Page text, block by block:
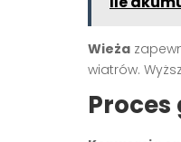
Wieża
wiatrów.